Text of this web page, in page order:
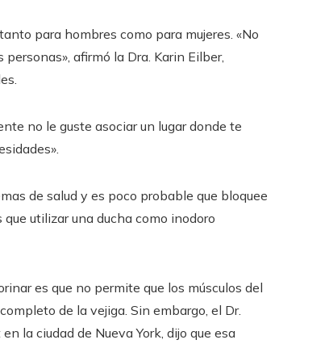
para hombres como para mujeres. «No
afirmó la Dra. Karin Eilber,
no le guste asociar un lugar donde te
de salud y es poco probable que bloquee
utilizar una ducha como inodoro
es que no permite que los músculos del
de la vejiga. Sin embargo, el Dr.
la ciudad de Nueva York, dijo que esa